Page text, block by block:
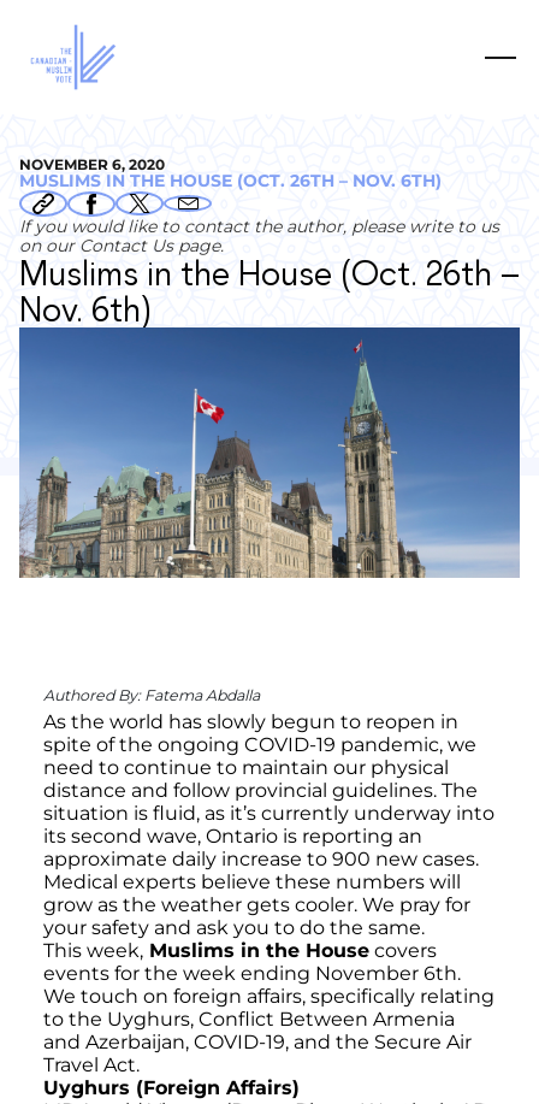
NOVEMBER 6, 2020
MUSLIMS IN THE HOUSE (OCT. 26TH – NOV. 6TH)
If you would like to contact the author, please write to us
on our Contact Us page.
Muslims in the House (Oct. 26th –
Nov. 6th)
Authored By: Fatema Abdalla
As the world has slowly begun to reopen in
spite of the ongoing COVID-19 pandemic, we
need to continue to maintain our physical
distance and follow provincial guidelines. The
situation is fluid, as it’s currently underway into
its second wave, Ontario is reporting an
approximate daily increase to 900 new cases.
Medical experts believe these numbers will
grow as the weather gets cooler. We pray for
your safety and ask you to do the same.
This week, Muslims in the House covers
events for the week ending November 6th.
We touch on foreign affairs, specifically relating
to the Uyghurs, Conflict Between Armenia
and Azerbaijan, COVID-19, and the Secure Air
Travel Act.
Uyghurs (Foreign Affairs)